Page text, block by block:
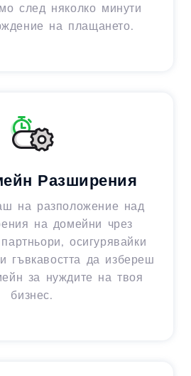
след няколко минути
на плащането.
Разширения
на разположение над
на домейни чрез
осигурявайки
гъвкавостта да избереш
за нуждите на твоя
бизнес.